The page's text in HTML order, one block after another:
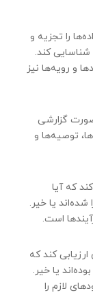
را تجزیه و
شناسایی کند.
و رویه‌ها نیز
صورت گزارشی
توصیه‌ها و
که آیا
یا خیر.
است.
کند که
یا خیر.
لازم را